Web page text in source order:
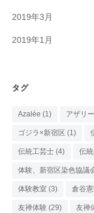
2019年3月
2019年1月
タグ
Azalée (1) アザリー
ゴジラ×新宿区 (1)
伝統工芸士 (4) 伝
体験、新宿区染色協議
体験教室 (3) 倉谷憲
友禅体験 (29) 友禅